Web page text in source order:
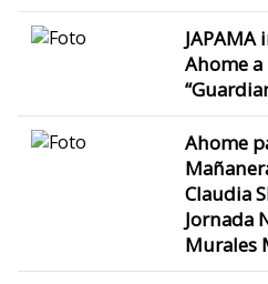
JAPAMA
Ahome
Ahome
Claudia
Jornada
Murales